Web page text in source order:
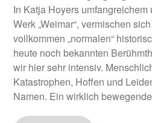
In Katja Hoyers
Werk „Weimar“, vermischen
vollkommen „normalen“
heute noch bekannten
wir hier sehr intensiv.
Katastrophen, Hoffen und
Namen. Ein wirklich